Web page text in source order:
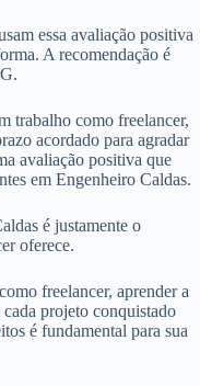
essa avaliação positiva
A recomendação é
trabalho como freelancer,
acordado para agradar
avaliação positiva que
em Engenheiro Caldas.
é justamente o
oferece.
freelancer, aprender a
projeto conquistado
é fundamental para sua